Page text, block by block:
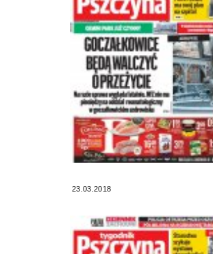
23.03.2018